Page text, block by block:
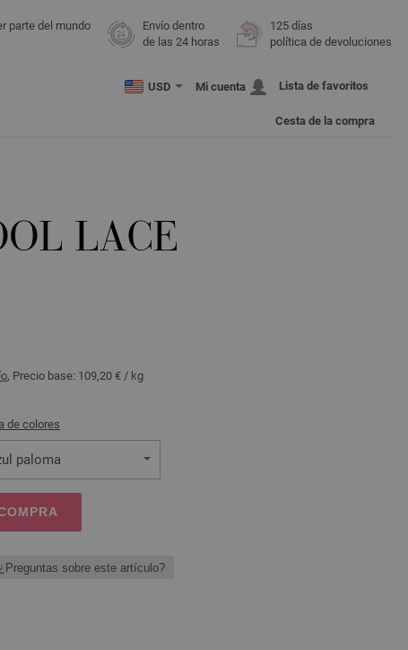
parte del mundo
Envío dentro
de las 24 horas
125 días
política de devoluciones
USD Mi cuenta Lista de favoritos
Cesta de la compra
LACE
, Precio base: 109,20 € / kg
de colores
paloma
¿Preguntas sobre este artículo?